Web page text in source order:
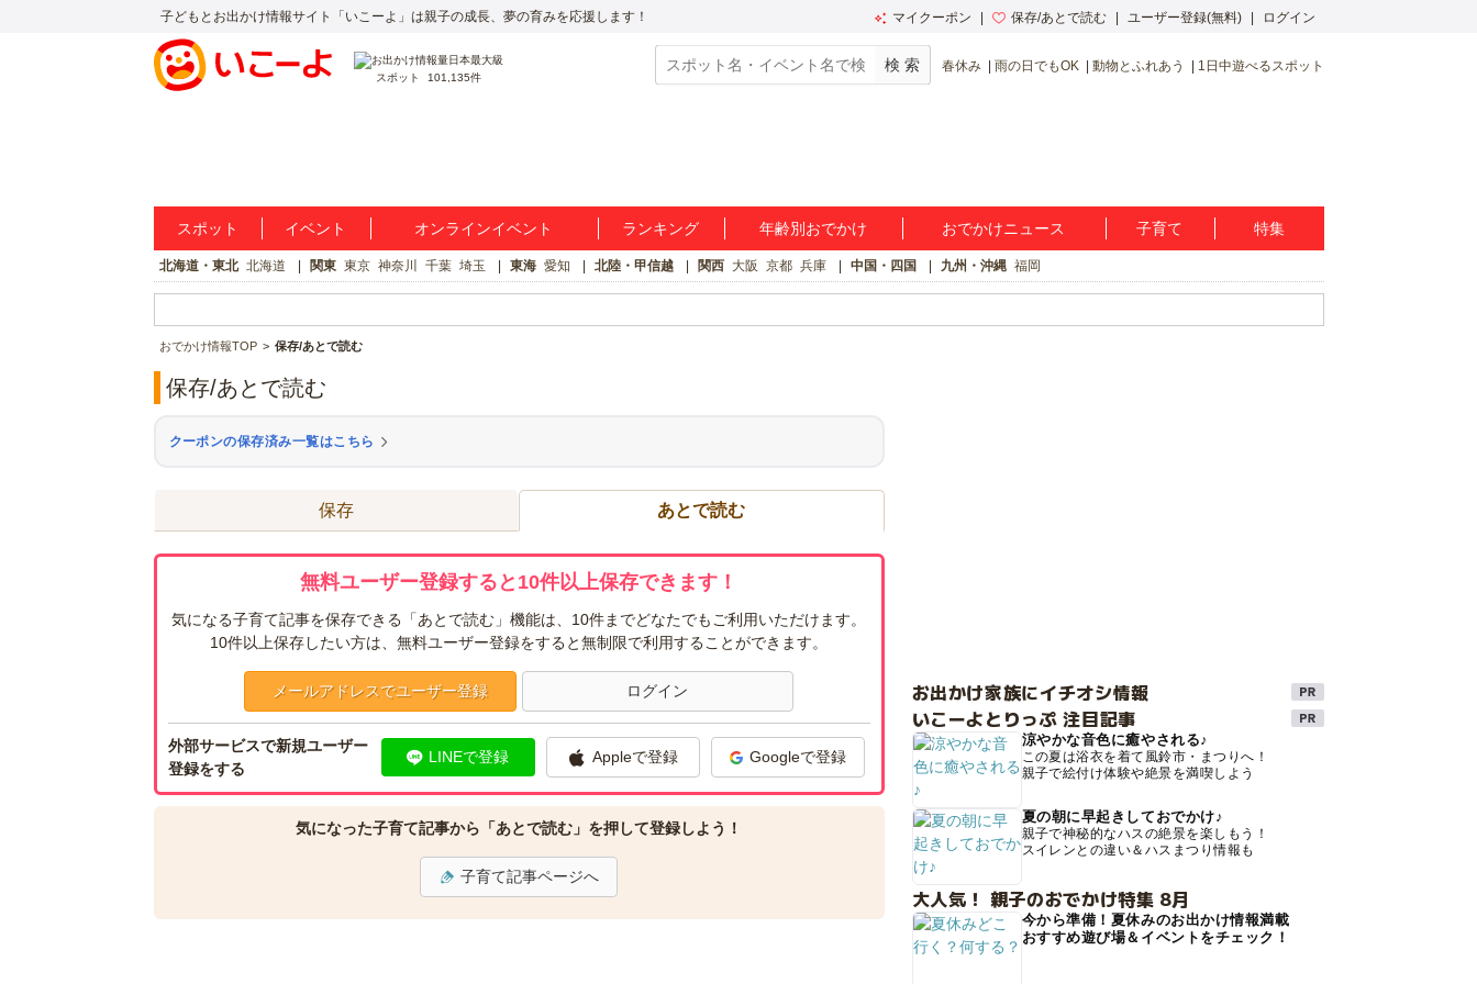
子どもとお出かけ情報サイト「いこーよ」は親子の成長、夢の育みを応援します！ マイクーポン 保存/あとで読む ユーザー登録(無料) ログイン
スポット 101,135件
春休み 雨の日でもOK 動物とふれあう 1日中遊べるスポット
スポット イベント オンラインイベント ランキング 年齢別おでかけ おでかけニュース 子育て 特集
北海道・東北 北海道 関東 東京 神奈川 千葉 埼玉 東海 愛知 北陸・甲信越 関西 大阪 京都 兵庫 中国・四国 九州・沖縄 福岡
おでかけ情報TOP 保存/あとで読む
保存/あとで読む
クーポンの保存済み一覧はこちら
保存 あとで読む
無料ユーザー登録すると10件以上保存できます！
気になる子育て記事を保存できる「あとで読む」機能は、10件までどなたでもご利用いただけます。
10件以上保存したい方は、無料ユーザー登録をすると無制限で利用することができます。
メールアドレスでユーザー登録 ログイン
外部サービスで新規ユーザー
登録をする
LINEで登録 Appleで登録 Googleで登録
気になった子育て記事から「あとで読む」を押して登録しよう！
子育て記事ページへ
お出かけ家族にイチオシ情報
いこーよとりっぷ 注目記事
涼やかな音色に癒やされる♪
この夏は浴衣を着て風鈴市・まつりへ！
親子で絵付け体験や絶景を満喫しよう
夏の朝に早起きしておでかけ♪
親子で神秘的なハスの絶景を楽しもう！
スイレンとの違い＆ハスまつり情報も
大人気！ 親子のおでかけ特集 8月
今から準備！夏休みのお出かけ情報満載
おすすめ遊び場＆イベントをチェック！